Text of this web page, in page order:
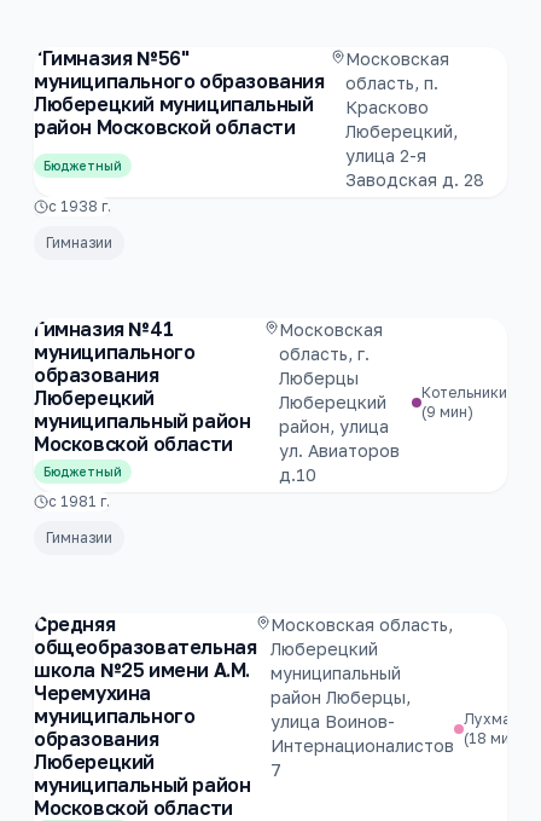
"Гимназия №56"
муниципального образования
Люберецкий муниципальный
район Московской области
Бюджетный
Московская
область, п.
Красково
Люберецкий,
улица 2-я
Заводская д. 28
с 1938 г.
Гимназии
Гимназия №41
муниципального
образования
Люберецкий
муниципальный район
Московской области
Бюджетный
Московская
область, г.
Люберцы
Люберецкий
район, улица
ул. Авиаторов
д.10
Котельники
(9 мин)
с 1981 г.
Гимназии
Средняя
общеобразовательная
школа №25 имени А.М.
Черемухина
муниципального
образования
Люберецкий
муниципальный район
Московской области
Московская область,
Люберецкий
муниципальный
район Люберцы,
улица Воинов-
Интернационалистов
7
(18 мин)